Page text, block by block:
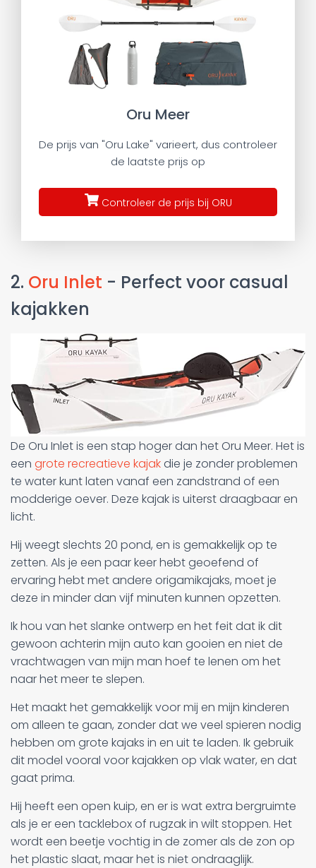
Oru Meer
De prijs van "Oru Lake" varieert, dus controleer
de laatste prijs op
Controleer de prijs bij ORU
2. Oru Inlet - Perfect voor casual
kajakken
De Oru Inlet is een stap hoger dan het Oru Meer. Het is
een grote recreatieve kajakdie je zonder problemen
te water kunt laten vanaf een zandstrand of een
modderige oever. Deze kajak is uiterst draagbaar en
licht.
Hij weegt slechts 20 pond, en is gemakkelijk op te
zetten. Als je een paar keer hebt geoefend of
ervaring hebt met andere origamikajaks, moet je
deze in minder dan vijf minuten kunnen opzetten.
Ik hou van het slanke ontwerp en het feit dat ik dit
gewoon achterin mijn auto kan gooien en niet de
vrachtwagen van mijn man hoef te lenen om het
naar het meer te slepen.
Het maakt het gemakkelijk voor mij en mijn kinderen
om alleen te gaan, zonder dat we veel spieren nodig
hebben om grote kajaks in en uit te laden. Ik gebruik
dit model vooral voor kajakken op vlak water, en dat
gaat prima.
Hij heeft een open kuip, en er is wat extra bergruimte
als je er een tacklebox of rugzak in wilt stoppen. Het
wordt een beetje vochtig in de zomer als de zon op
het plastic slaat, maar het is niet ondraaglijk.